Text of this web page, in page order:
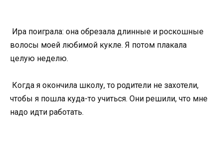
Ира поиграла: она обрезала длинные и роскошные
волосы моей любимой кукле. Я потом плакала
целую неделю.
Когда я окончила школу, то родители не захотели,
чтобы я пошла куда-то учиться. Они решили, что мне
надо идти работать.